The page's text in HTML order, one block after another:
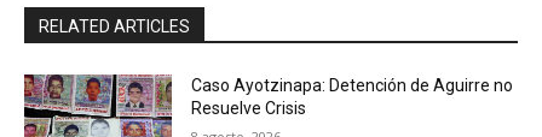
RELATED ARTICLES
Caso Ayotzinapa: Detención de Aguirre no
Resuelve Crisis